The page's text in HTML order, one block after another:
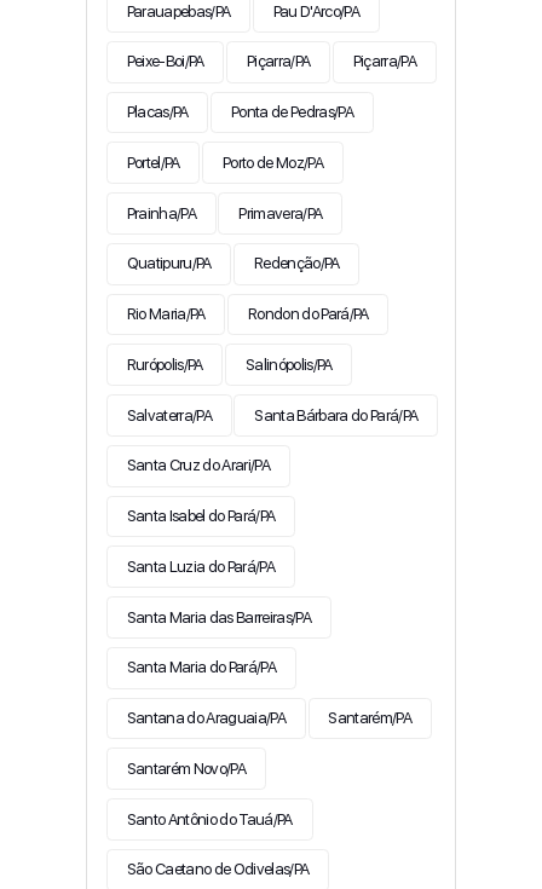
Parauapebas/PA Pau D'Arco/PA
Peixe-Boi/PA Piçarra/PA Piçarra/PA
Placas/PA Ponta de Pedras/PA
Portel/PA Porto de Moz/PA
Prainha/PA Primavera/PA
Quatipuru/PA Redenção/PA
Rio Maria/PA Rondon do Pará/PA
Rurópolis/PA Salinópolis/PA
Salvaterra/PA Santa Bárbara do Pará/PA
Santa Cruz do Arari/PA
Santa Isabel do Pará/PA
Santa Luzia do Pará/PA
Santa Maria das Barreiras/PA
Santa Maria do Pará/PA
Santana do Araguaia/PA Santarém/PA
Santarém Novo/PA
Santo Antônio do Tauá/PA
São Caetano de Odivelas/PA